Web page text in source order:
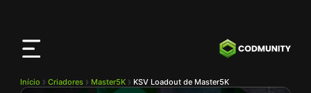
Início Criadores Master5K KSV Loadout de Master5K